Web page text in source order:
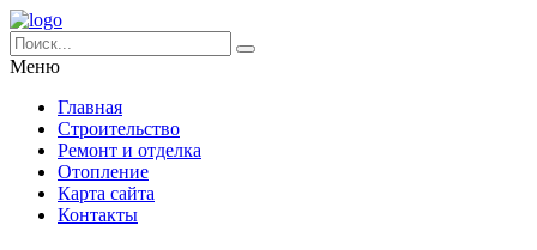
Меню
Главная
Строительство
Ремонт и отделка
Отопление
Карта сайта
Контакты